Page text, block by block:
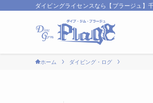
ダイビングライセンスなら【プラージュ】
ホーム ダイビング・ログ